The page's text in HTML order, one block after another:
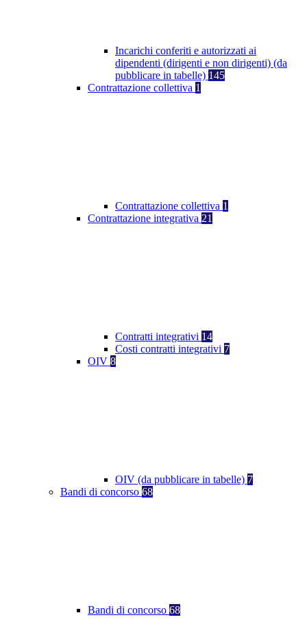
Incarichi conferiti e autorizzati ai
dipendenti (dirigenti e non dirigenti) (da
pubblicare in tabelle) 145
Contrattazione collettiva 1
Contrattazione collettiva 1
Contrattazione integrativa 21
Contratti integrativi 14
Costi contratti integrativi 7
OIV 8
OIV (da pubblicare in tabelle) 7
Bandi di concorso 68
Bandi di concorso 68